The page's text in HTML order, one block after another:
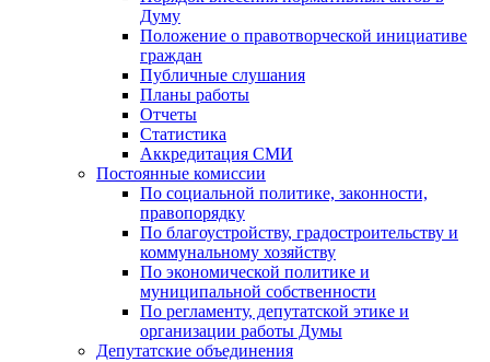
Думу
Положение о правотворческой инициативе
граждан
Публичные слушания
Планы работы
Отчеты
Статистика
Аккредитация СМИ
Постоянные комиссии
По социальной политике, законности,
правопорядку
По благоустройству, градостроительству и
коммунальному хозяйству
По экономической политике и
муниципальной собственности
По регламенту, депутатской этике и
организации работы Думы
Депутатские объединения